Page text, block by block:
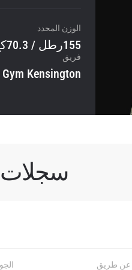
الوزن المحدد
155رطل / 70.3كغ
فريق
Kensington
سجلات
عن طريق